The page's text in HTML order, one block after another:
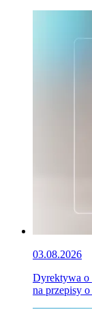
03.08.2026
Dyrektywa o
na przepisy o